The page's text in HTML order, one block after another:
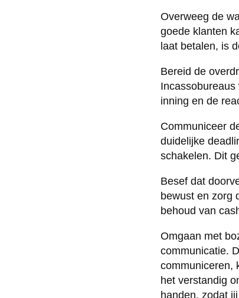
Overweeg de
goede klanten
laat betalen, is
Bereid de
inning en de
Communiceer
duidelijke
schakelen. Dit
Besef dat
bewust en zorg
behoud van
Omgaan met
communicatie.
communiceren,
het verstandig
handen, zodat